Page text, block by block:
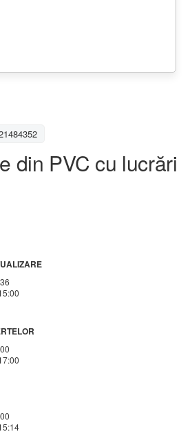
din PVC cu lucrări